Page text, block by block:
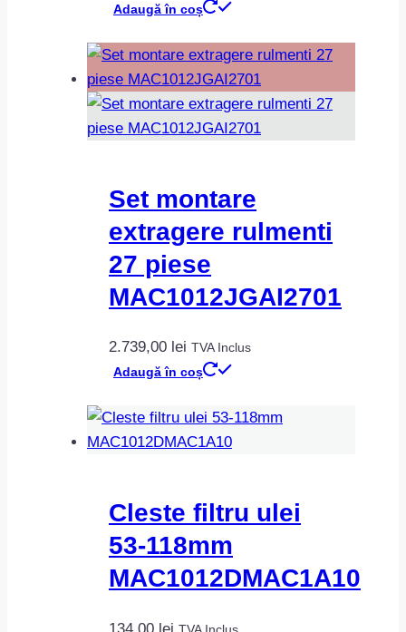
Adaugă în coș
Set montare
extragere rulmenti
27 piese
MAC1012JGAI2701
2.739,00 lei TVA Inclus
Adaugă în coș
Cleste filtru ulei
53-118mm
MAC1012DMAC1A10
134,00 lei TVA Inclus